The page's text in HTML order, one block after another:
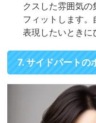
クスした雰囲気
フィットします
表現したいときに
7. サイドパートの